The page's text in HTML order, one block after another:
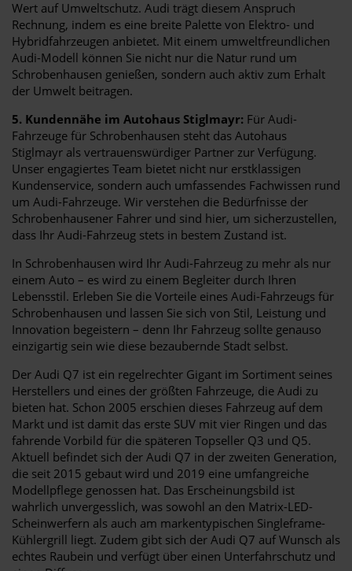
Wert auf Umweltschutz. Audi trägt diesem Anspruch
Rechnung, indem es eine breite Palette von Elektro- und
Hybridfahrzeugen anbietet. Mit einem umweltfreundlichen
Audi-Modell können Sie nicht nur die Natur rund um
Schrobenhausen genießen, sondern auch aktiv zum Erhalt
der Umwelt beitragen.
5. Kundennähe im Autohaus Stiglmayr: Für Audi-
Fahrzeuge für Schrobenhausen steht das Autohaus
Stiglmayr als vertrauenswürdiger Partner zur Verfügung.
Unser engagiertes Team bietet nicht nur erstklassigen
Kundenservice, sondern auch umfassendes Fachwissen rund
um Audi-Fahrzeuge. Wir verstehen die Bedürfnisse der
Schrobenhausener Fahrer und sind hier, um sicherzustellen,
dass Ihr Audi-Fahrzeug stets in bestem Zustand ist.
In Schrobenhausen wird Ihr Audi-Fahrzeug zu mehr als nur
einem Auto – es wird zu einem Begleiter durch Ihren
Lebensstil. Erleben Sie die Vorteile eines Audi-Fahrzeugs für
Schrobenhausen und lassen Sie sich von Stil, Leistung und
Innovation begeistern – denn Ihr Fahrzeug sollte genauso
einzigartig sein wie diese bezaubernde Stadt selbst.
Der Audi Q7 ist ein regelrechter Gigant im Sortiment seines
Herstellers und eines der größten Fahrzeuge, die Audi zu
bieten hat. Schon 2005 erschien dieses Fahrzeug auf dem
Markt und ist damit das erste SUV mit vier Ringen und das
fahrende Vorbild für die späteren Topseller Q3 und Q5.
Aktuell befindet sich der Audi Q7 in der zweiten Generation,
die seit 2015 gebaut wird und 2019 eine umfangreiche
Modellpflege genossen hat. Das Erscheinungsbild ist
wahrlich unvergesslich, was sowohl an den Matrix-LED-
Scheinwerfern als auch am markentypischen Singleframe-
Kühlergrill liegt. Zudem gibt sich der Audi Q7 auf Wunsch als
echtes Raubein und verfügt über einen Unterfahrschutz und